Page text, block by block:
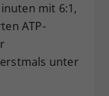
mit 6:1,
ATP-
unter